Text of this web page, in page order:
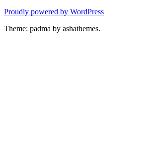
Proudly powered by WordPress
Theme: padma by ashathemes.